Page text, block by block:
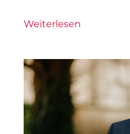
Weiterlesen